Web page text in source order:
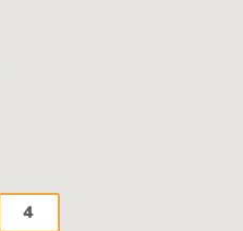
4